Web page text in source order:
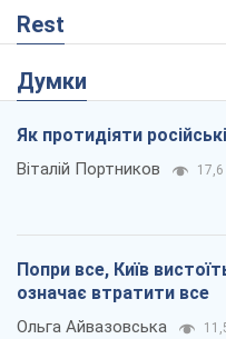
Rest
Думки
Як протидіяти
Віталій Портников 17,6
Попри все, Київ
означає втратити все
Ольга Айвазовська